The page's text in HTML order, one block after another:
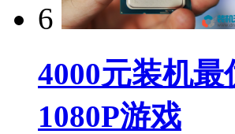
6
4000元装机
1080P游戏